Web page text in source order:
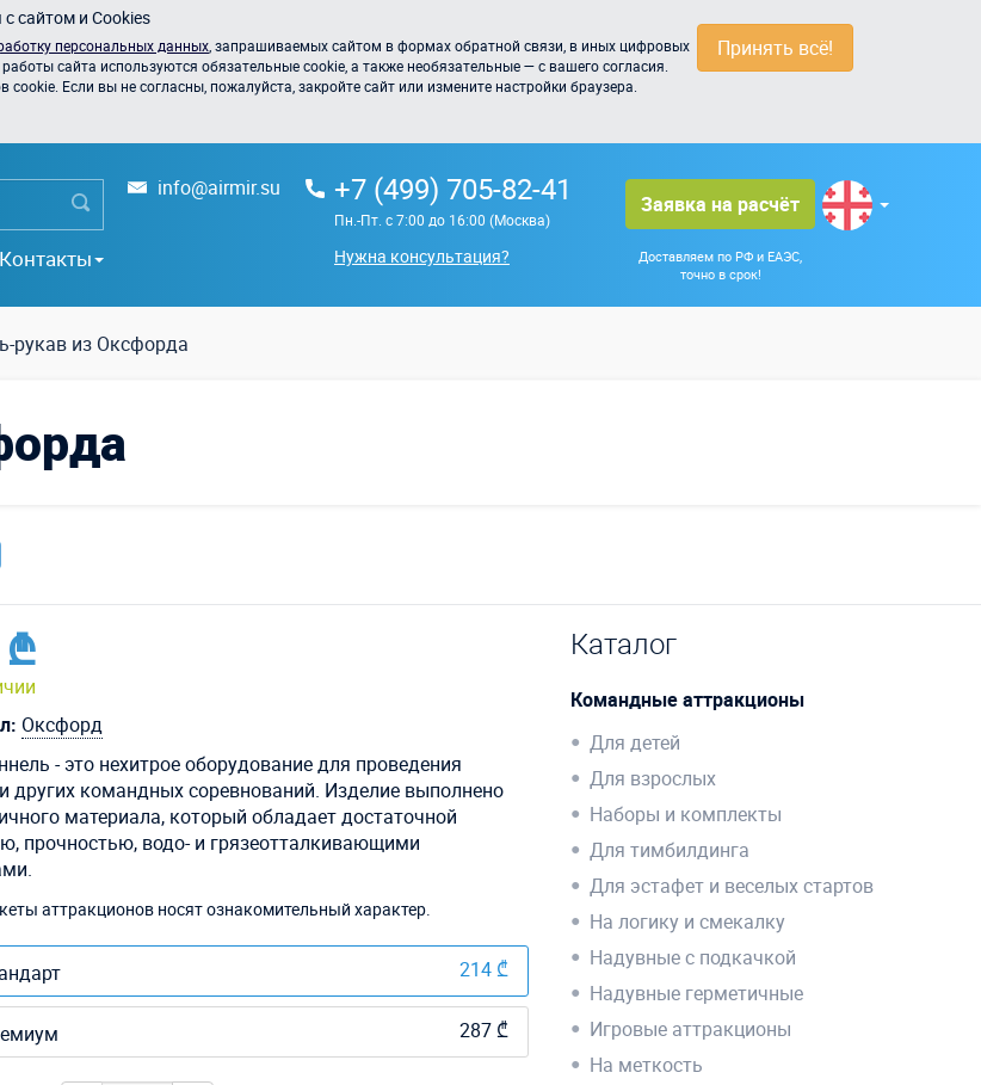
Принять всё!
сайтом и Cookies
персональных данных , запрашиваемых сайтом в формах обратной связи, в иных цифровых
сайта используются обязательные cookie, а также необязательные — с вашего согласия.
Если вы не согласны, пожалуйста, закройте сайт или измените настройки браузера.
Контакты
info@airmir.su +7 (499) 705-82-41
Пн.-Пт. с 7:00 до 16:00 (Москва)
Нужна консультация?
Заявка на расчёт
Доставляем по РФ и ЕАЭС,
точно в срок!
рукав из Оксфорда
Оксфорд
- это нехитрое оборудование для проведения
других командных соревнований. Изделие выполнено
материала, который обладает достаточной
прочностью, водо- и грязеотталкивающими
аттракционов носят ознакомительный характер.
214 ₾
287 ₾
Каталог
Командные аттракционы
Для детей
Для взрослых
Наборы и комплекты
Для тимбилдинга
Для эстафет и веселых стартов
На логику и смекалку
Надувные с подкачкой
Надувные герметичные
Игровые аттракционы
На меткость